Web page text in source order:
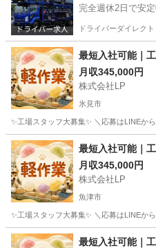
完全週休2日で安
ドライバーダイレクト
最短入社可能｜
月収345,000円
株式会社LP
氷見市
✨工場スタッフ大募集✨ ＼応募はLINEか
富山 氷見市 工場
最短入社可能｜
月収345,000円
株式会社LP
魚津市
✨工場スタッフ大募集✨ ＼応募はLINEか
富山 魚津市 工場 未経験
最短入社可能｜